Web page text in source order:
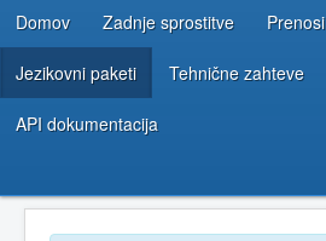
VIRI ZA RAZVIJALCE
Domov Zadnje sprostitve Prenosi
Jezikovni paketi Tehnične zahteve
API dokumentacija